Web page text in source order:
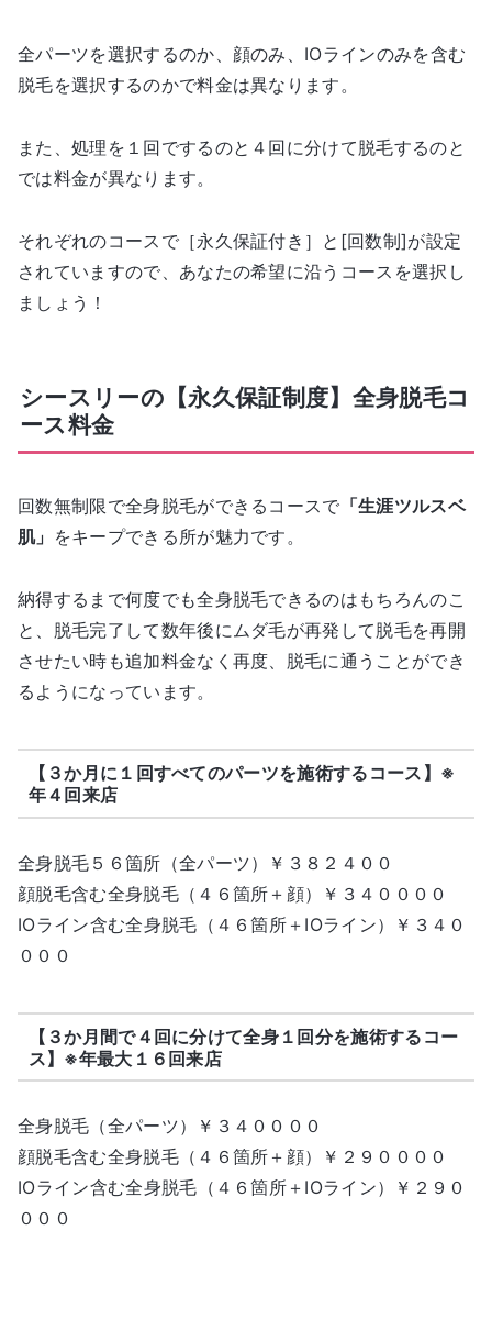
全パーツを選択するのか、顔のみ、IOラインのみを含む
脱毛を選択するのかで料金は異なります。
また、処理を１回でするのと４回に分けて脱毛するのと
では料金が異なります。
それぞれのコースで［永久保証付き］と[回数制]が設定
されていますので、あなたの希望に沿うコースを選択し
ましょう！
シースリーの【永久保証制度】全身脱毛コ
ース料金
回数無制限で全身脱毛ができるコースで 「生涯ツルスベ
肌」 をキープできる所が魅力です。
納得するまで何度でも全身脱毛できるのはもちろんのこ
と、脱毛完了して数年後にムダ毛が再発して脱毛を再開
させたい時も追加料金なく再度、脱毛に通うことができ
るようになっています。
【３か月に１回すべてのパーツを施術するコース】※
年４回来店
全身脱毛５６箇所（全パーツ）￥３８２４００
顔脱毛含む全身脱毛（４６箇所＋顔）￥３４００００
IOライン含む全身脱毛（４６箇所＋IOライン）￥３４０
０００
【３か月間で４回に分けて全身１回分を施術するコー
ス】※年最大１６回来店
全身脱毛（全パーツ）￥３４００００
顔脱毛含む全身脱毛（４６箇所＋顔）￥２９００００
IOライン含む全身脱毛（４６箇所＋IOライン）￥２９０
０００